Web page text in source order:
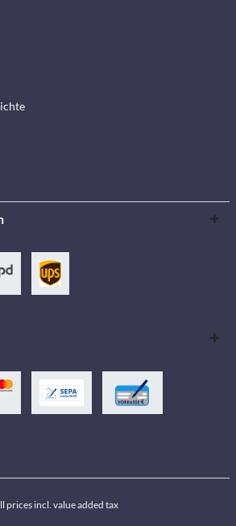
prices incl. value added tax